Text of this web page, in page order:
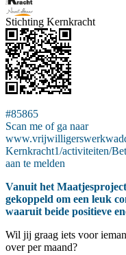
Stichting Kernkracht
#85865
Scan me of ga naar
Kernkracht1/activiteiten/
aan te melden
Vanuit het
gekoppeld om een leuk
waaruit beide positieve
Wil jij graag iets voor
over per maand?